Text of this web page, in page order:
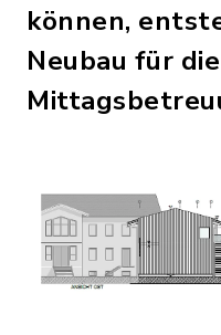
können,
Neubau für die